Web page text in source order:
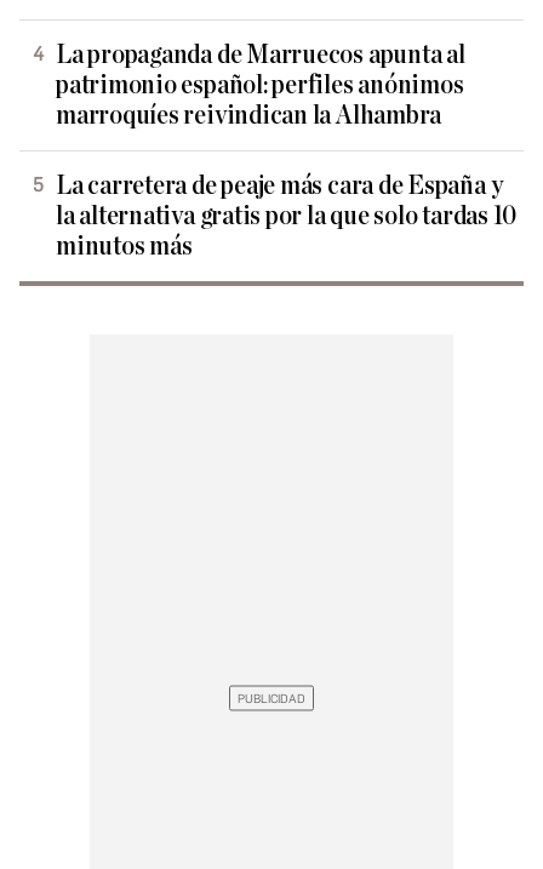
La propaganda de Marruecos apunta al
patrimonio español: perfiles anónimos
marroquíes reivindican la Alhambra
La carretera de peaje más cara de España y
la alternativa gratis por la que solo tardas 10
minutos más